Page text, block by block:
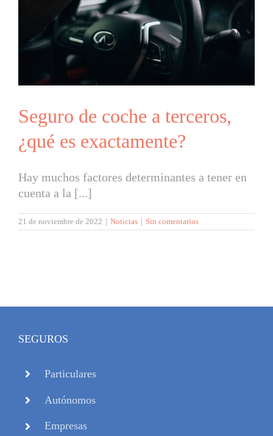
Seguro de coche a terceros,
¿qué es exactamente?
Hay muchos factores determinantes a tener en
cuenta a la [...]
21 de noviembre de 2022 | Noticias | Sin comentarios
SEGUROS
Particulares
Autónomos
Empresas